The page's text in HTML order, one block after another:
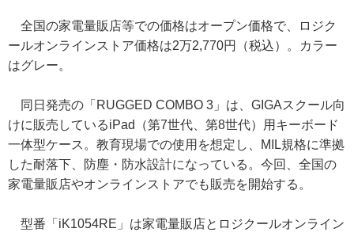
全国の家電量販店等での価格はオープン価格で、ロジク
ールオンラインストア価格は2万2,770円（税込）。カラー
はグレー。
同日発売の「RUGGED COMBO 3」は、GIGAスクール向
けに販売しているiPad（第7世代、第8世代）用キーボード
一体型ケース。教育現場での使用を想定し、MIL規格に準拠
した耐落下、防塵・防水設計になっている。今回、全国の
家電量販店やオンラインストアでも販売を開始する。
型番「iK1054RE」は家電量販店とロジクールオンライン